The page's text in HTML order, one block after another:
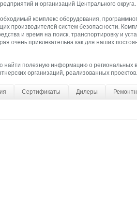
и организаций Центрального округа.
комплекс оборудования,
производителей систем безопасности.
и время на поиск, транспортировку и
очень привлекательна как для наших
найти полезную информацию о региональных
организаций, реализованных проектов.
Сертификаты Дилеры